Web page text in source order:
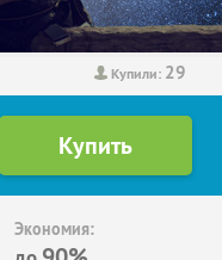
Купили: 29
Экономия: